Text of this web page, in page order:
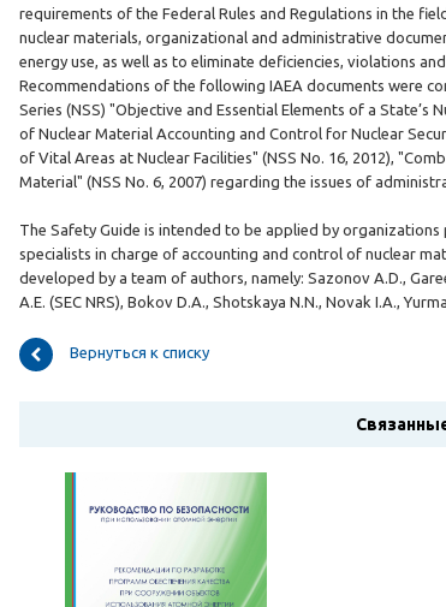
requirements of the Federal Rules and Regulations in the
nuclear materials, organizational and administrative
energy use, as well as to eliminate deficiencies, violations
Recommendations of the following IAEA documents were
Series (NSS) "Objective and Essential Elements of a State’s
of Nuclear Material Accounting and Control for Nuclear
of Vital Areas at Nuclear Facilities" (NSS No. 16, 2012),
Material" (NSS No. 6, 2007) regarding the issues of
The Safety Guide is intended to be applied by
specialists in charge of accounting and control of nuclear
developed by a team of authors, namely: Sazonov A.D.,
A.E. (SEC NRS), Bokov D.A., Shotskaya N.N., Novak I.A.,
Вернуться к списку